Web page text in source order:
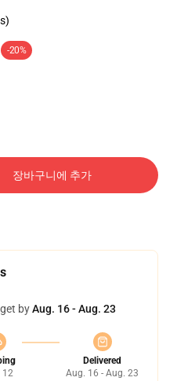
-20%
장바구니에 추가
byAug. 16 - Aug. 23
12
Delivered
Aug. 16 - Aug. 23